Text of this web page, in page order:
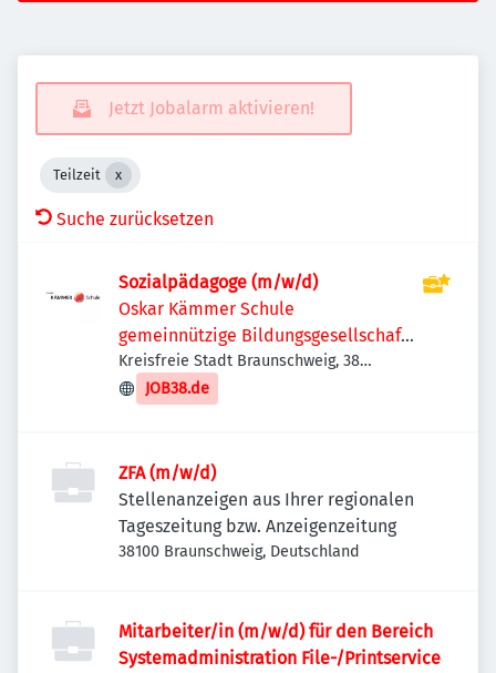
Jetzt Jobalarm aktivieren!
Teilzeit
Suche zurücksetzen
Sozialpädagoge (m/w/d)
Oskar Kämmer Schule
gemeinnützige Bildungsgesellschaft
mbH
Kreisfreie Stadt Braunschweig, 38
Braunschweig, Deutschland
JOB38.de
ZFA (m/w/d)
Stellenanzeigen aus Ihrer regionalen
Tageszeitung bzw. Anzeigenzeitung
38100 Braunschweig, Deutschland
Mitarbeiter/in (m/w/d) für den Bereich
Systemadministration File-/Printservice